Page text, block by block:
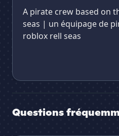
A pirate crew based on
seas | un équipage de
roblox rell seas
Questions